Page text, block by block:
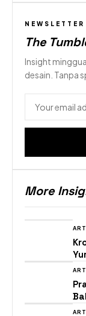
NEWSLETTER
The
Insight
desain. Tanpa
More